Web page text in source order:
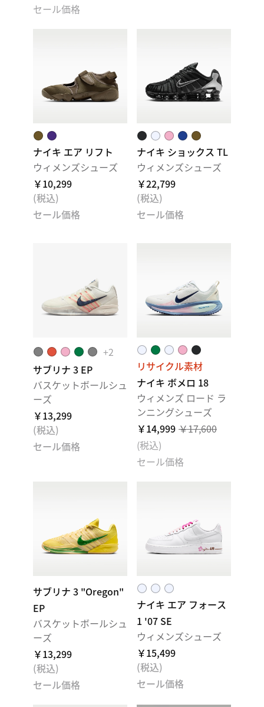
セール価格
ナイキ エア リフト
ウィメンズシューズ
￥10,299
(税込)
セール価格
ナイキ ショックス TL
ウィメンズシューズ
￥22,799
(税込)
セール価格
+2
サブリナ 3 EP
バスケットボールシュ
ーズ
￥13,299
(税込)
セール価格
リサイクル素材
ナイキ ボメロ 18
ウィメンズ ロード ラ
ンニングシューズ
￥14,999 ￥17,600
(税込)
セール価格
サブリナ 3 "Oregon"
EP
バスケットボールシュ
ーズ
￥13,299
(税込)
セール価格
ナイキ エア フォース
1 '07 SE
ウィメンズシューズ
￥15,499
(税込)
セール価格